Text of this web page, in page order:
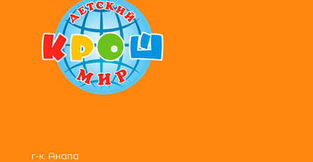
г-к. Анапа